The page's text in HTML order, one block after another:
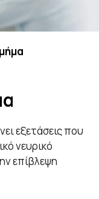
εξετάσεις που
νευρικό
επίβλεψη